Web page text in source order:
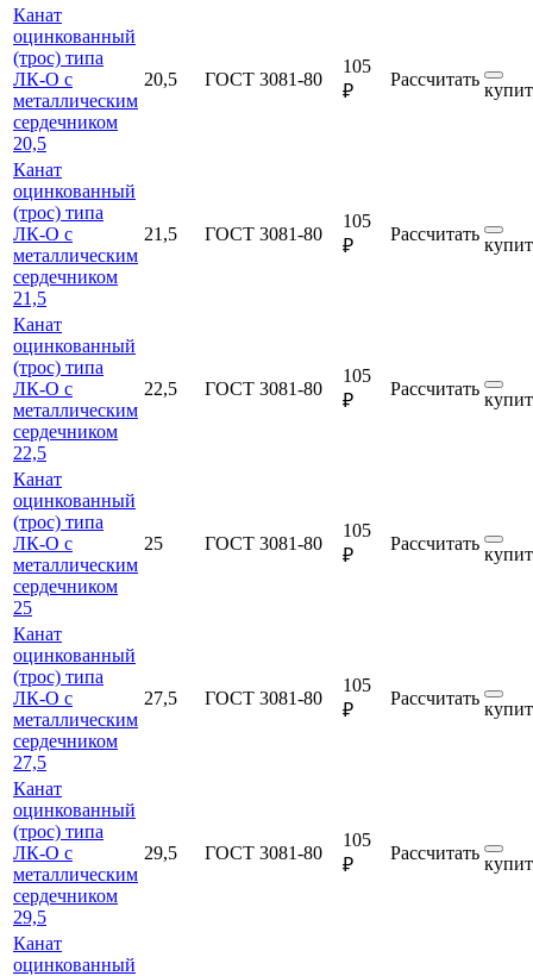
Канат
оцинкованный
(трос) типа
ЛК-О с
металлическим
сердечником
20,5
20,5 ГОСТ 3081-80
105
₽
Рассчитать
Канат
оцинкованный
(трос) типа
ЛК-О с
металлическим
сердечником
21,5
21,5 ГОСТ 3081-80
105
₽
Рассчитать
Канат
оцинкованный
(трос) типа
ЛК-О с
металлическим
сердечником
22,5
22,5 ГОСТ 3081-80
105
₽
Рассчитать
Канат
оцинкованный
(трос) типа
ЛК-О с
металлическим
сердечником
25
25 ГОСТ 3081-80
105
₽
Рассчитать
Канат
оцинкованный
(трос) типа
ЛК-О с
металлическим
сердечником
27,5
27,5 ГОСТ 3081-80
105
₽
Рассчитать
Канат
оцинкованный
(трос) типа
ЛК-О с
металлическим
сердечником
29,5
29,5 ГОСТ 3081-80
105
₽
Рассчитать
Канат
оцинкованный